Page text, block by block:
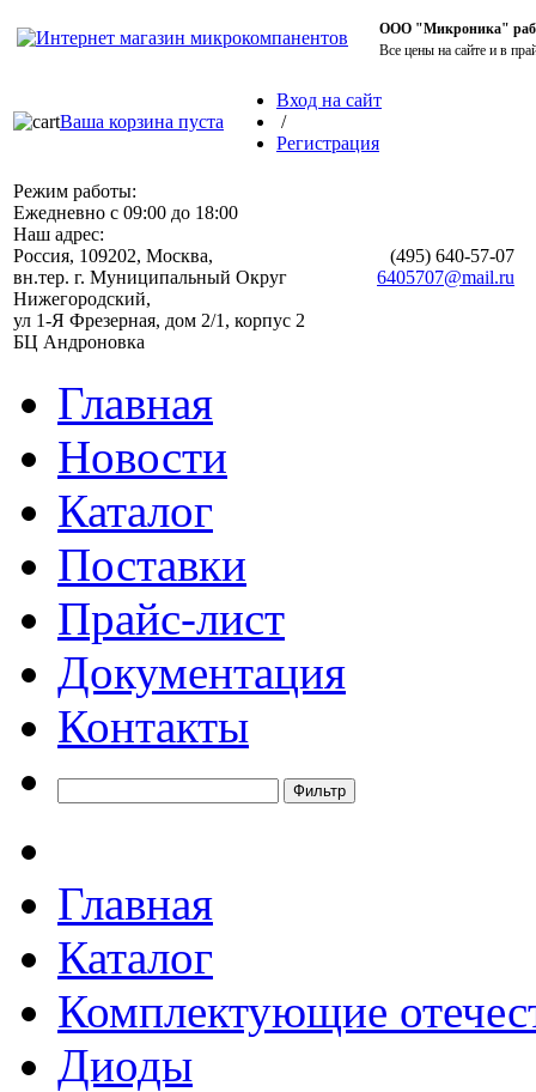
ООО "Микроника"
Все цены на сайте и в
Ваша корзина пуста
Вход на сайт
/
Регистрация
Режим работы:
Ежедневно с 09:00 до 18:00
Наш адрес:
Россия, 109202, Москва,
вн.тер. г. Муниципальный Округ
Нижегородский,
ул 1-Я Фрезерная, дом 2/1, корпус 2
БЦ Андроновка
(495) 640-57-07
6405707@mail.ru
Главная
Новости
Каталог
Поставки
Прайс-лист
Документация
Контакты
Главная
Каталог
Комплектующие
Диоды